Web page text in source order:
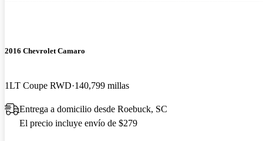
2016 Chevrolet Camaro
1LT Coupe RWD 140,799 millas
Entrega a domicilio desde Roebuck, SC
El precio incluye envío de $279